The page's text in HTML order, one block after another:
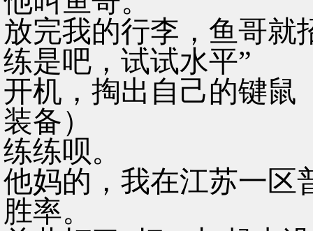
放完我的行李，鱼哥就
练是吧，试试水平”
开机，掏出自己的键鼠
装备）
练练呗。
他妈的，我在江苏一区
胜率。